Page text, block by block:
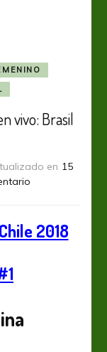
vivo: Brasil
en 15
Femenina
2018
2018